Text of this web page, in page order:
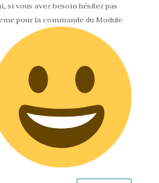
si vous avez besoin hésitez pas
pour la commande du Module